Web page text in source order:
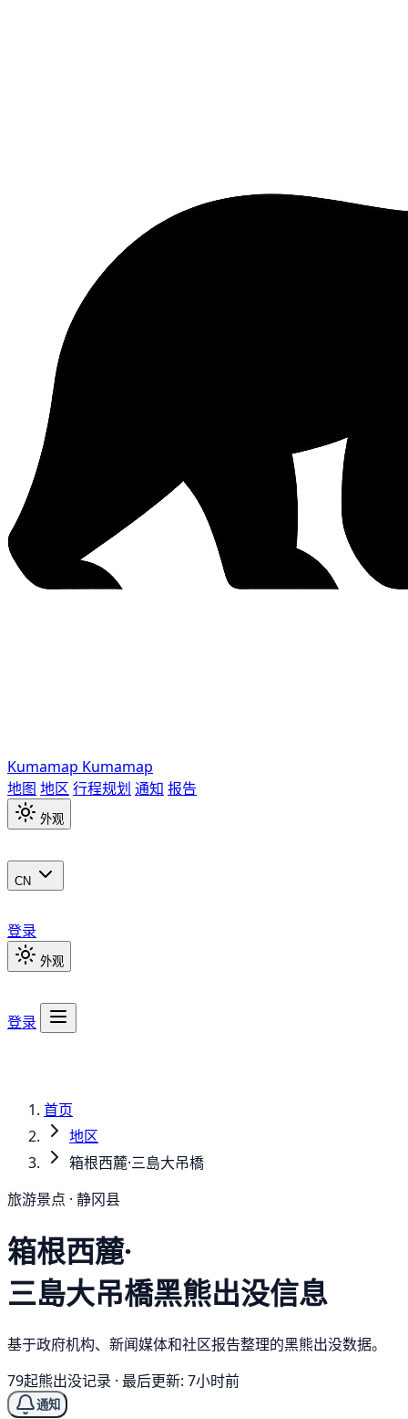
Kumamap Kumamap
地图 地区 行程规划 通知 报告
外观
CN
登录
外观
登录
首页
地区
箱根西麓·三島大吊橋
旅游景点 · 静冈县
箱根西麓·
三島大吊橋黑熊出没信息
基于政府机构、新闻媒体和社区报告整理的黑熊出没数据。
79起熊出没记录 · 最后更新: 7小时前
通知